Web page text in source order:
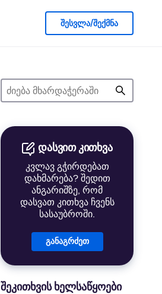
შესვლა/შექმნა
დასვით კითხვა
კვლავ გჭირდებათ
დახმარება? შედით
ანგარიშზე, რომ
დასვათ კითხვა ჩვენს
სასაუბროში.
განაგრძეთ
შეკითხვის ხელსაწყოები